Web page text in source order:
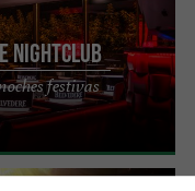
Nightclub
festivas